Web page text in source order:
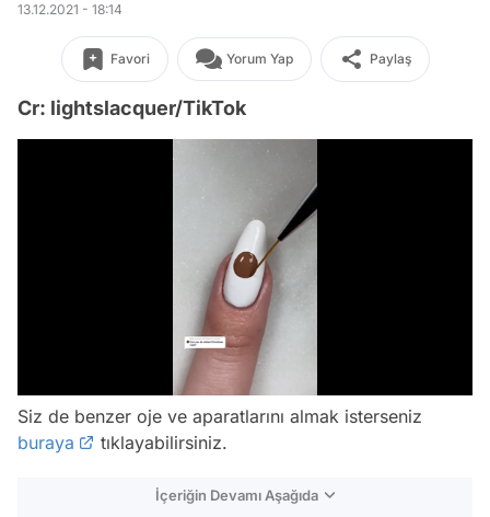
13.12.2021 - 18:14
Favori Yorum Yap Paylaş
Cr: lightslacquer/TikTok
Siz de benzer oje ve aparatlarını almak isterseniz
buraya
tıklayabilirsiniz.
İçeriğin Devamı Aşağıda